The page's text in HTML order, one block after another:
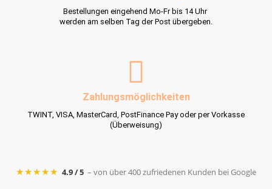
Bestellungen eingehend Mo-Fr bis 14 Uhr
werden am selben Tag der Post übergeben.
Zahlungsmöglichkeiten
TWINT, VISA, MasterCard, PostFinance Pay oder per Vorkasse
(Überweisung)
★★★★★ 4.9 / 5 – von über 400 zufriedenen Kunden bei Google